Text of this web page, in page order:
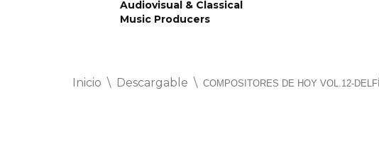
Audiovisual & Classical
Music Producers
Inicio \ Descargable \ COMPOSITORES DE HOY VOL.12-